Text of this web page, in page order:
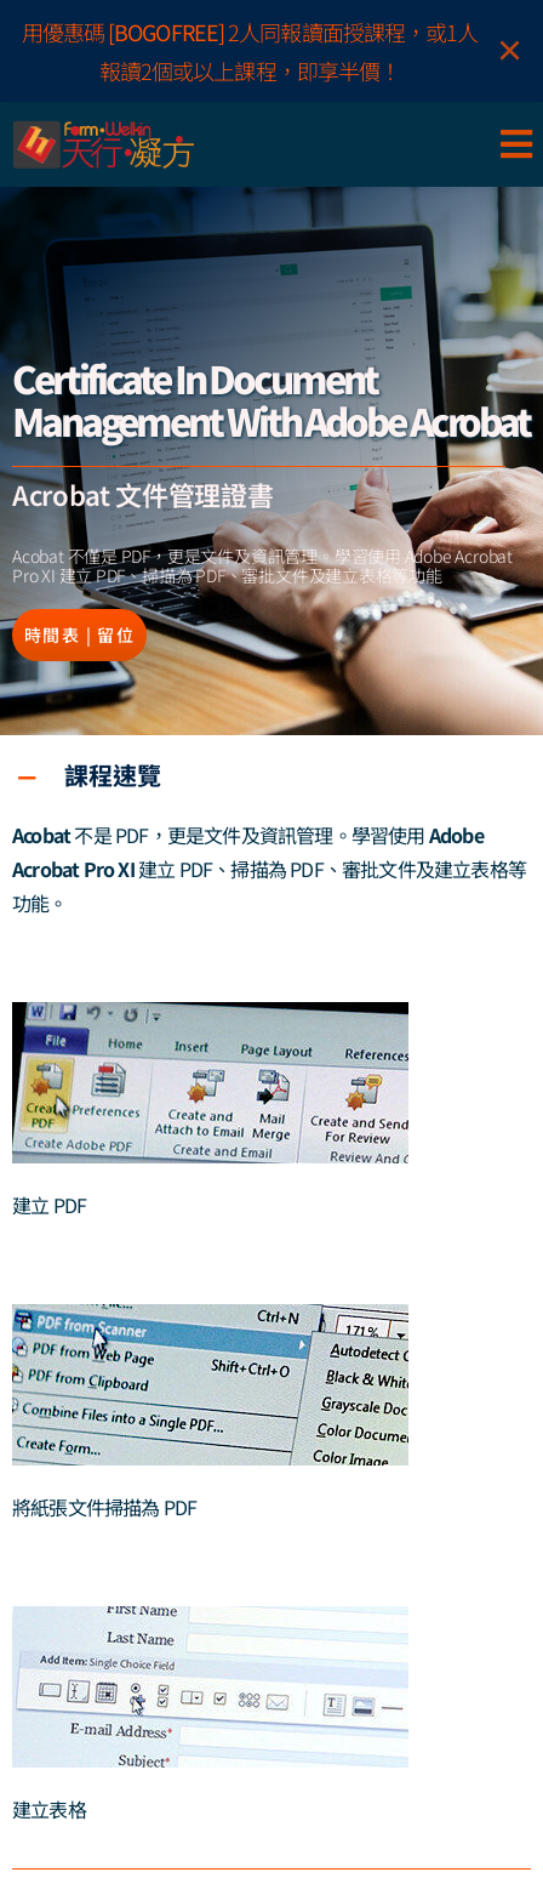
Skip用優惠碼[BOGOFREE]2人同報讀面授課程，或1人
報讀2個或以上課程，即享半價！
×
Certificate In Document
Management With Adobe Acrobat
Acrobat 文件管理證書
Acobat 不僅是 PDF，更是文件及資訊管理。學習使用 Adobe Acrobat
Pro XI 建立 PDF、掃描為 PDF、審批文件及建立表格等功能
時間表 | 留位
課程速覽
Acobat不是 PDF，更是文件及資訊管理。學習使用Adobe
Acrobat Pro XI建立 PDF、掃描為 PDF、審批文件及建立表格等
功能。
建立 PDF
將紙張文件掃描為 PDF
建立表格